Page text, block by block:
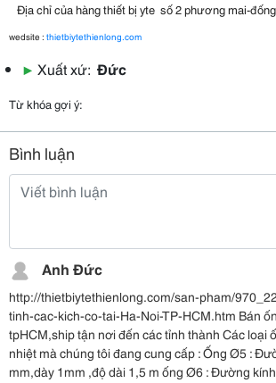
Địa chỉ của hàng thiết bị yte số 2 phương mai-
wedsite : thietbiytethienlong.com
▶ Xuất xứ: Đức
Từ khóa gợi ý:
Bình luận
Anh Đức
http://thietbiytethienlong.com/san-pham/
tinh-cac-kich-co-tai-Ha-Noi-TP-HCM.htm Bán
tpHCM,ship tận nơi đến các tỉnh thành Các loại
nhiệt mà chúng tôi đang cung cấp : Ống Ø5 :
mm,dày 1mm ,độ dài 1,5 m ống Ø6 : Đường